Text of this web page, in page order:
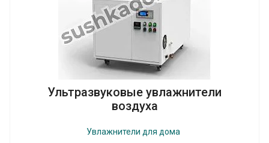
Ультразвуковые увлажнители
воздуха
Увлажнители для дома